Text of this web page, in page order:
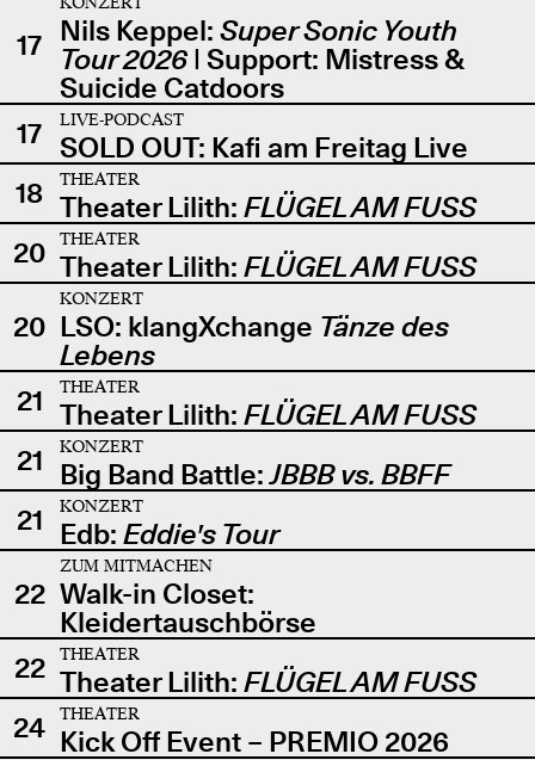
17 Nils Keppel: Super Sonic Youth
Tour 2026| Support: Mistress &
Suicide Catdoors
17
LIVE-PODCAST
SOLD OUT: Kafi am Freitag Live
18
THEATER
Theater Lilith: FLÜGEL AM FUSS
20
THEATER
Theater Lilith: FLÜGEL AM FUSS
20
KONZERT
LSO: klangXchange Tänze des
Lebens
21
THEATER
Theater Lilith: FLÜGEL AM FUSS
21
KONZERT
Big Band Battle:JBBB vs. BBFF
21
KONZERT
Edb: Eddie's Tour
22
ZUM MITMACHEN
Walk-in Closet:
Kleidertauschbörse
22
THEATER
Theater Lilith: FLÜGEL AM FUSS
24
THEATER
Kick Off Event – PREMIO 2026